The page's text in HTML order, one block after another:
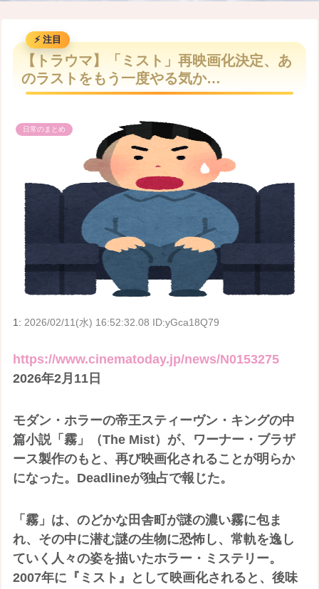
M
t
【トラウマ】「ミスト」再映画化決定、あ
のラストをもう一度やる気か…
日常のまとめ
1:2026/02/11(水) 16:52:32.08 ID:yGca18Q79
https://www.cinematoday.jp/news/N0153275
2026年2月11日
モダン・ホラーの帝王スティーヴン・キングの中
篇小説「霧」（The Mist）が、ワーナー・ブラザ
ース製作のもと、再び映画化されることが明らか
になった。Deadlineが独占で報じた。
「霧」は、のどかな田舎町が謎の濃い霧に包ま
れ、その中に潜む謎の生物に恐怖し、常軌を逸し
ていく人々の姿を描いたホラー・ミステリー。
2007年に『ミスト』として映画化されると、後味